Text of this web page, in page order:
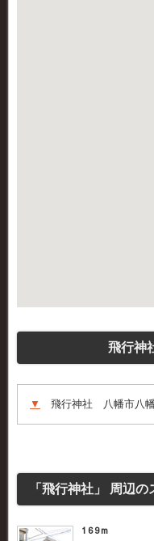
飛行神
▼ 飛行神社 八幡市八幡
「飛行神社」 周辺の
169m